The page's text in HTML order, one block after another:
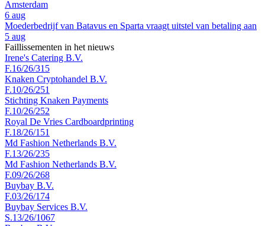
Amsterdam
6 aug
Moederbedrijf van Batavus en Sparta vraagt uitstel van betaling aan
5 aug
Faillissementen in het nieuws
Irene's Catering B.V.
F.16/26/315
Knaken Cryptohandel B.V.
F.10/26/251
Stichting Knaken Payments
F.10/26/252
Royal De Vries Cardboardprinting
F.18/26/151
Md Fashion Netherlands B.V.
F.13/26/235
Md Fashion Netherlands B.V.
F.09/26/268
Buybay B.V.
F.03/26/174
Buybay Services B.V.
S.13/26/1067